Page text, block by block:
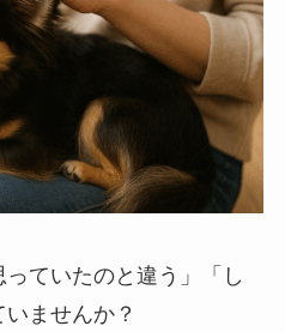
ていたのと違う」「し
ませんか？